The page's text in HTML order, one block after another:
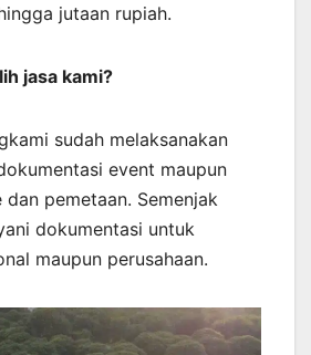
jutaan rupiah.
jasa kami?
sudah melaksanakan
event maupun
pemetaan. Semenjak
dokumentasi untuk
maupun perusahaan.